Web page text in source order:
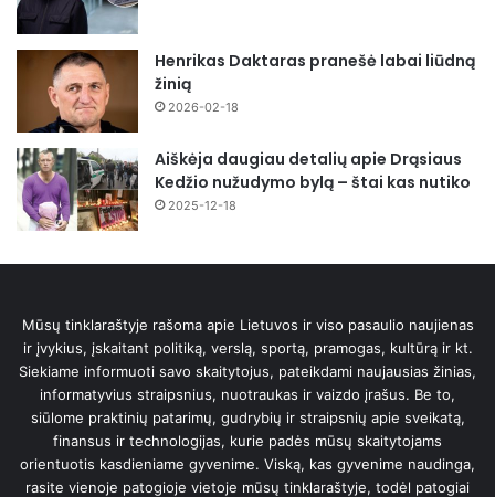
Henrikas Daktaras pranešė labai liūdną
žinią
2026-02-18
Aiškėja daugiau detalių apie Drąsiaus
Kedžio nužudymo bylą – štai kas nutiko
2025-12-18
Mūsų tinklaraštyje rašoma apie Lietuvos ir viso pasaulio naujienas
ir įvykius, įskaitant politiką, verslą, sportą, pramogas, kultūrą ir kt.
Siekiame informuoti savo skaitytojus, pateikdami naujausias žinias,
informatyvius straipsnius, nuotraukas ir vaizdo įrašus. Be to,
siūlome praktinių patarimų, gudrybių ir straipsnių apie sveikatą,
finansus ir technologijas, kurie padės mūsų skaitytojams
orientuotis kasdieniame gyvenime. Viską, kas gyvenime naudinga,
rasite vienoje patogioje vietoje mūsų tinklaraštyje, todėl patogiai